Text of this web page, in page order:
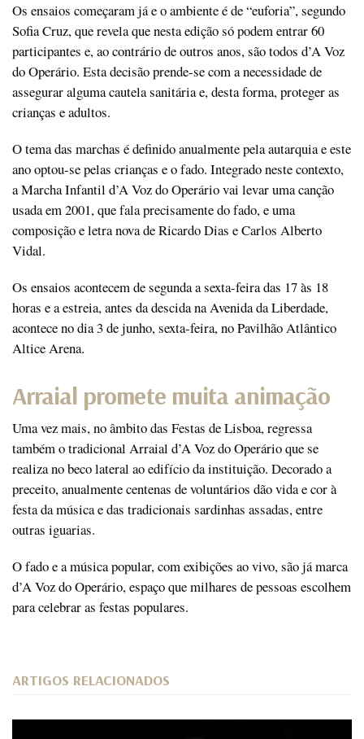
Os ensaios começaram já e o ambiente é de “euforia”, segundo
Sofia Cruz, que revela que nesta edição só podem entrar 60
participantes e, ao contrário de outros anos, são todos d’A Voz
do Operário. Esta decisão prende-se com a necessidade de
assegurar alguma cautela sanitária e, desta forma, proteger as
crianças e adultos.
O tema das marchas é definido anualmente pela autarquia e este
ano optou-se pelas crianças e o fado. Integrado neste contexto,
a Marcha Infantil d’A Voz do Operário vai levar uma canção
usada em 2001, que fala precisamente do fado, e uma
composição e letra nova de Ricardo Dias e Carlos Alberto
Vidal.
Os ensaios acontecem de segunda a sexta-feira das 17 às 18
horas e a estreia, antes da descida na Avenida da Liberdade,
acontece no dia 3 de junho, sexta-feira, no Pavilhão Atlântico
Altice Arena.
Arraial promete muita animação
Uma vez mais, no âmbito das Festas de Lisboa, regressa
também o tradicional Arraial d’A Voz do Operário que se
realiza no beco lateral ao edifício da instituição. Decorado a
preceito, anualmente centenas de voluntários dão vida e cor à
festa da música e das tradicionais sardinhas assadas, entre
outras iguarias.
O fado e a música popular, com exibições ao vivo, são já marca
d’A Voz do Operário, espaço que milhares de pessoas escolhem
para celebrar as festas populares.
ARTIGOS RELACIONADOS